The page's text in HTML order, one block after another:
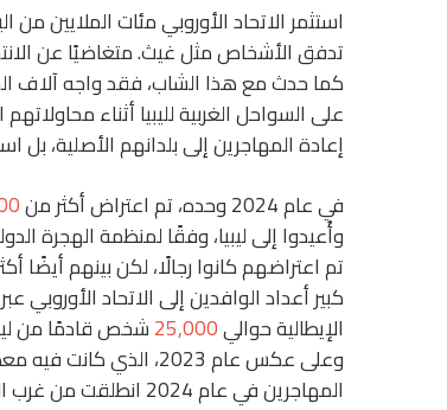
استثمر الاتحاد الأوروبي مئات الملايين
تدفق الأشخاص مثل غيث. متغاضيًا عن
كما حدث مع هذا الشاب، فقد واجه آلاف
على السواحل الغربية لليبيا أثناء
إعادة المهاجرين إلى بلدانهم الأصلية، بل
في عام 2024 وحده، تم اعتراض أكثر من
الإيطالية حوالي25,000
وعلى عكس عام 2023،
المهاجرين في عام 2024 انطلقت من غرب البلاد.